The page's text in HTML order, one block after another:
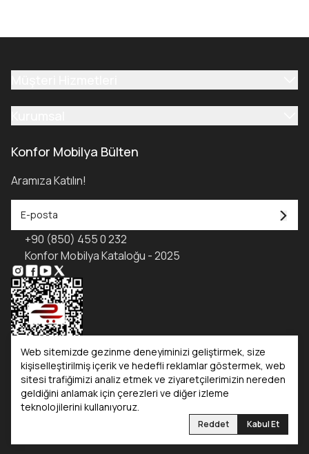
Web sitemizde gezinme deneyiminizi geliştirmek, size
kişiselleştirilmiş içerik ve hedefli reklamlar göstermek, web
sitesi trafiğimizi analiz etmek ve ziyaretçilerimizin nereden
geldiğini anlamak için çerezleri ve diğer izleme
teknolojilerini kullanıyoruz.
Reddet Kabul Et
Kataloglar
Konfor Mobilya Konfor Yatak
Konfor Mobilya Bülten
Aramıza Katılın!
+90 (850) 455 0 232
Konfor Mobilya Kataloğu - 2025
©2025 Tüm Hakları Saklıdır. Konfor Mobilya | Reliefers Digital